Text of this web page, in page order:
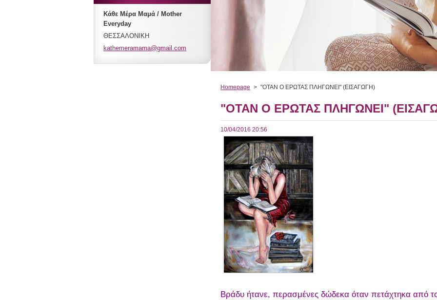
Homepage > "ΟΤΑΝ Ο ΕΡΩΤΑΣ ΠΛΗΓΩΝΕΙ" (ΕΙΣΑΓΩΓΗ)
"ΟΤΑΝ Ο ΕΡΩΤΑΣ ΠΛΗΓΩΝΕΙ"
10/04/2016 20:56
Βράδυ ήτανε, περασμένες δώδεκα όταν πετάχτηκα από
Κάθε Μέρα Μαμά / Mother
Everyday
ΘΕΣΣΑΛΟΝΙΚΗ
kathemeramama@gmail.com